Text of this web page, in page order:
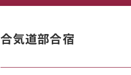
合気道部合宿